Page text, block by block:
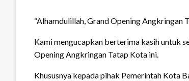
“Alhamdulillah, Grand Opening Angkringan
Kami mengucapkan berterima kasih untuk
Opening Angkringan Tatap Kota ini.
Khususnya kepada pihak Pemerintah Kota